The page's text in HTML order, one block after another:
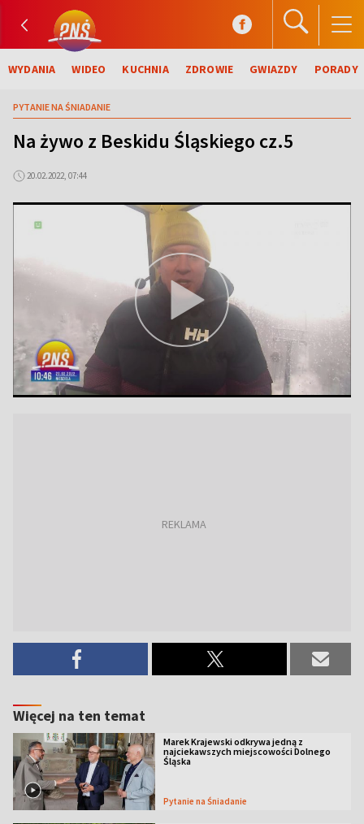
WYDANIA WIDEO KUCHNIA ZDROWIE GWIAZDY PORADY
PYTANIE NA ŚNIADANIE
Na żywo z Beskidu Śląskiego cz.5
20.02.2022, 07:44
Więcej na ten temat
Marek Krajewski odkrywa jedną z
najciekawszych miejscowości Dolnego
Śląska
Pytanie na Śniadanie